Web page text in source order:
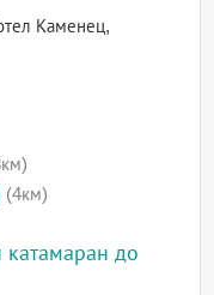
Каменец,
(4км)
катамаран до